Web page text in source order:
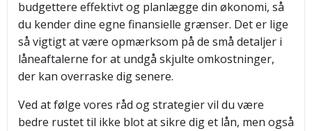
budgettere effektivt og planlægge din økonomi, så
du kender dine egne finansielle grænser. Det er lige
så vigtigt at være opmærksom på de små detaljer i
låneaftalerne for at undgå skjulte omkostninger,
der kan overraske dig senere.
Ved at følge vores råd og strategier vil du være
bedre rustet til ikke blot at sikre dig et lån, men også